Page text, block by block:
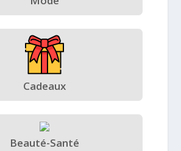
Cadeaux
Beauté-Santé